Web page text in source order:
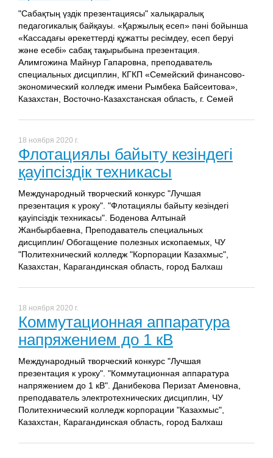
"Сабақтың үздік презентациясы" халықаралық
педагогикалық байқауы. «Қаржылық есеп» пәні бойынша
«Кассадағы әрекеттерді құжатты ресімдеу, есеп беруі
және есебі» сабақ тақырыбына презентация.
Алимгожина Майнур Гапаровна, преподаватель
специальных дисциплин, КГКП «Семейский финансово-
экономический колледж имени Рымбека Байсеитова»,
Казахстан, Восточно-Казахстанская область, г. Семей
18 ноября 2020 г.
Флотациялы байыту кезіндегі
қауіпсіздік техникасы
Международный творческий конкурс "Лучшая
презентация к уроку". "Флотациялы байыту кезіндегі
қауіпсіздік техникасы". Боденова Алтынай
Жанбырбаевна, Преподаватель специальных
дисциплин/ Обогащение полезных ископаемых, ЧУ
"Политехнический колледж "Корпорации Казахмыс",
Казахстан, Карагандинская область, город Балхаш
18 ноября 2020 г.
Коммутационная аппаратура
напряжением до 1 кВ
Международный творческий конкурс "Лучшая
презентация к уроку". "Коммутационная аппаратура
напряжением до 1 кВ". Данибекова Перизат Аменовна,
преподаватель электротехнических дисциплин, ЧУ
Политехнический колледж корпорации "Казахмыс",
Казахстан, Карагандинская область, город Балхаш